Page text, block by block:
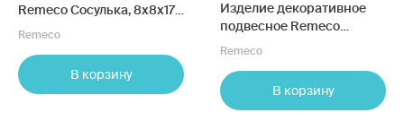
Remeco Сосулька, 8х8х17
см, в ассортименте
Remeco
В корзину
Изделие декоративное
подвесное Remeco
Змейка, 7х5,5х8 см, в
Remeco
В корзину